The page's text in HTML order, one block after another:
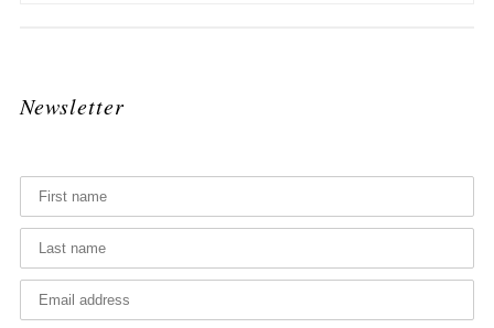
Newsletter